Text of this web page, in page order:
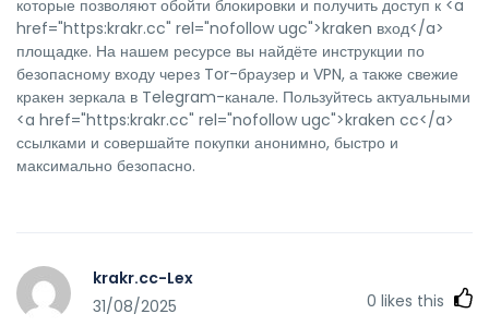
которые позволяют обойти блокировки и получить доступ к <a
href="https:krakr.cc" rel="nofollow ugc">kraken вход</a>
площадке. На нашем ресурсе вы найдёте инструкции по
безопасному входу через Tor-браузер и VPN, а также свежие
кракен зеркала в Telegram-канале. Пользуйтесь актуальными
<a href="https:krakr.cc" rel="nofollow ugc">kraken cc</a>
ссылками и совершайте покупки анонимно, быстро и
максимально безопасно.
krakr.cc-Lex
31/08/2025
0 likes this